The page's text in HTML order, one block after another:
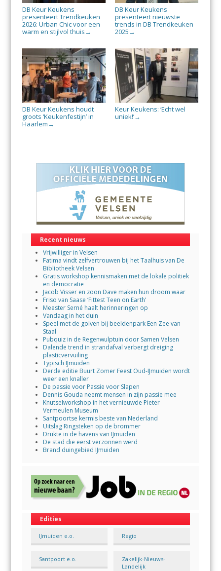
DB Keur Keukens
presenteert Trendkeuken
2026: Urban Chic voor een
warm en stijlvol thuis →
DB Keur Keukens
presenteert nieuwste
trends in DB Trendkeuken
2025 →
DB Keur Keukens houdt
groots ‘Keukenfestijn’ in
Haarlem →
Keur Keukens: ‘Echt wel
uniek!’→
Recent nieuws
Vrijwilliger in Velsen
Fatima vindt zelfvertrouwen bij het Taalhuis van De
Bibliotheek Velsen
Gratis workshop kennismaken met de lokale politiek
en democratie
Jacob Visser en zoon Dave maken hun droom waar
Friso van Saase ‘Fittest Teen on Earth’
Meester Serné haalt herinneringen op
Vandaag in het duin
Speel met de golven bij beeldenpark Een Zee van
Staal
Pubquiz in de Regenwulptuin door Samen Velsen
Dalende trend in strandafval verbergt dreiging
plasticvervuiling
Typisch IJmuiden
Derde editie Buurt Zomer Feest Oud-IJmuiden wordt
weer een knaller
De passie voor Passie voor Slapen
Dennis Gouda neemt mensen in zijn passie mee
Knutselworkshop in het vernieuwde Pieter
Vermeulen Museum
Santpoortse kermis beste van Nederland
Uitslag Ringsteken op de brommer
Drukte in de havens van IJmuiden
De stad die eerst verzonnen werd
Brand duingebied IJmuiden
Edities
IJmuiden e.o. Regio
Santpoort e.o.
Zakelijk-Nieuws-
Landelijk